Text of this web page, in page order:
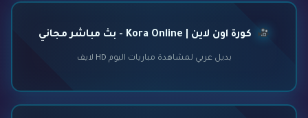
كورة اون لاين | Kora Online - بث مباشر مجاني
بديل عربي لمشاهدة مباريات اليوم HD لايف